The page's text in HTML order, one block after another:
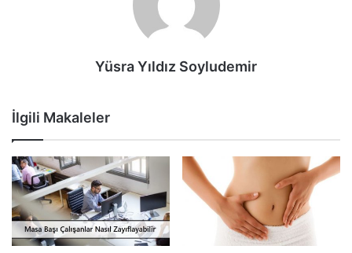
Yüsra Yıldız Soyludemir
İlgili Makaleler